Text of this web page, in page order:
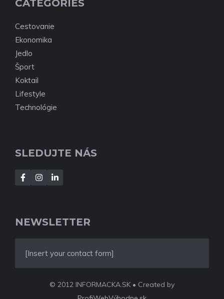
CATEGORIES
Cestovanie
Ekonomika
Jedlo
Šport
Koktail
Lifestyle
Technológie
SLEDUJTE NÁS
NEWSLETTER
[Insert your contact form]
© 2012 INFORMACKA.SK • Created by